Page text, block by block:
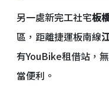
另一處新完工社宅板
區，距離捷運板南線
有YouBike租借站，
當便利。